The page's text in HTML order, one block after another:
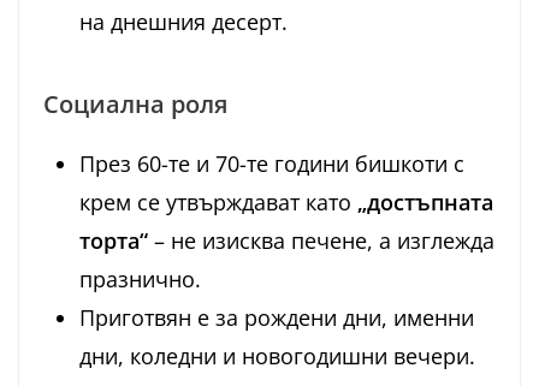
на днешния десерт.
Социална роля
През 60-те и 70-те години бишкоти с
крем се утвърждават като „достъпната
торта“ – не изисква печене, а изглежда
празнично.
Приготвян е за рождени дни, именни
дни, коледни и новогодишни вечери.